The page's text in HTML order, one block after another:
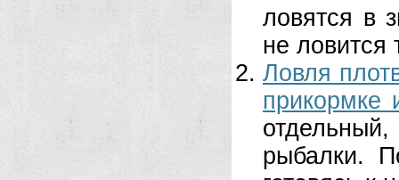
ловятся в
не ловится
Ловля
прикормке
рыбалки.